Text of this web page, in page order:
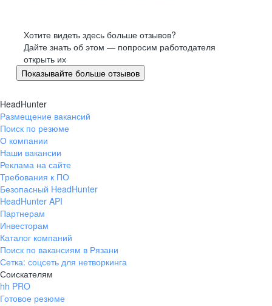
Хотите видеть здесь больше отзывов?
Дайте знать об этом — попросим работодателя
открыть их
Показывайте больше отзывов
HeadHunter
Размещение вакансий
Поиск по резюме
О компании
Наши вакансии
Реклама на сайте
Требования к ПО
Безопасный HeadHunter
HeadHunter API
Партнерам
Инвесторам
Каталог компаний
Поиск по вакансиям в Рязани
Сетка: соцсеть для нетворкинга
Соискателям
hh PRO
Готовое резюме